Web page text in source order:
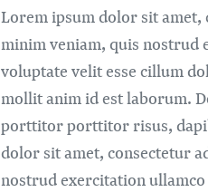
Lorem ipsum dolor sit amet,
minim veniam, quis nostrud
voluptate velit esse cillum
mollit anim id est laborum.
porttitor porttitor risus,
dolor sit amet, consectetur
nostrud exercitation